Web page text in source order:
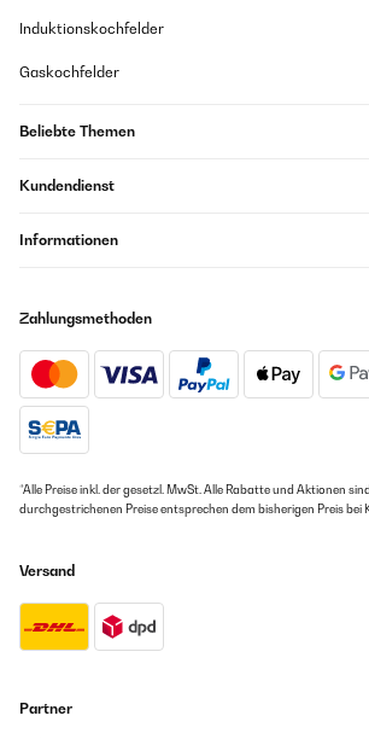
Induktionskochfelder
Gaskochfelder
Beliebte Themen
Kundendienst
Informationen
Zahlungsmethoden
*Alle Preise inkl. der gesetzl. MwSt. Alle Rabatte und Aktionen
durchgestrichenen Preise entsprechen dem bisherigen Preis bei
Versand
Partner